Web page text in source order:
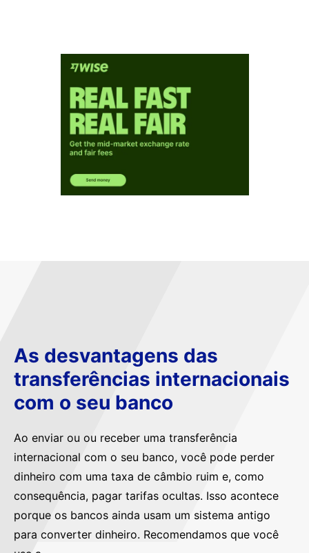
As desvantagens das
transferências internacionais
com o seu banco
Ao enviar ou ou receber uma transferência
internacional com o seu banco, você pode perder
dinheiro com uma taxa de câmbio ruim e, como
consequência, pagar tarifas ocultas. Isso acontece
porque os bancos ainda usam um sistema antigo
para converter dinheiro. Recomendamos que você